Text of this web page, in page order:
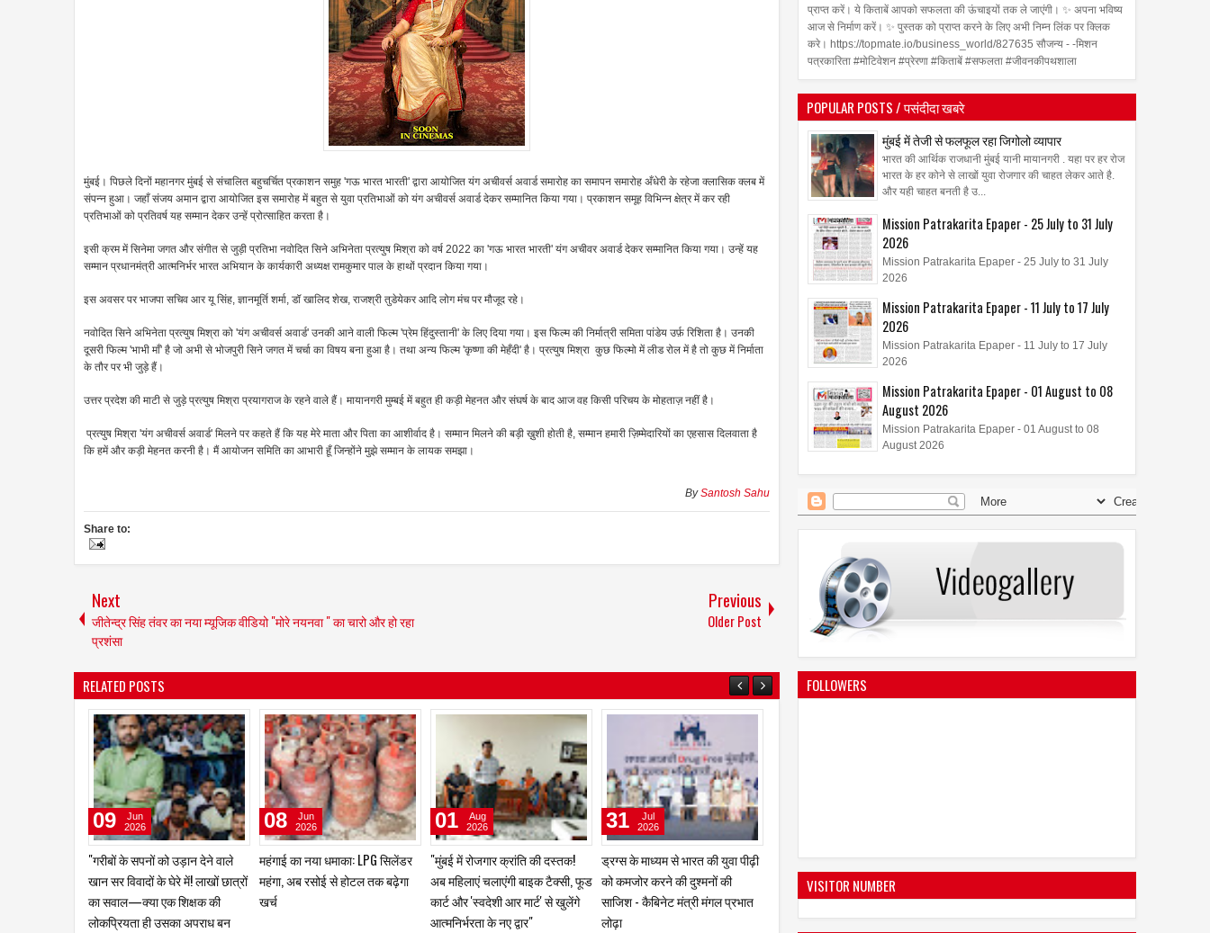
मुंबई। पिछले दिनों महानगर मुंबई से संचालित बहुचर्चित प्रकाशन समुह 'गऊ भारत भारती' द्वारा आयोजित यंग अचीवर्स अवार्ड समारोह का समापन समारोह अँधेरी के रहेजा क्लासिक क्लब में
संपन्न हुआ। जहाँ संजय अमान द्वारा आयोजित इस समारोह में बहुत से युवा प्रतिभाओं को यंग अचीवर्स अवार्ड देकर सम्मानित किया गया। प्रकाशन समूह विभिन्न क्षेत्र में कर रही
प्रतिभाओं को प्रतिवर्ष यह सम्मान देकर उन्हें प्रोत्साहित करता है।
इसी क्रम में सिनेमा जगत और संगीत से जुड़ी प्रतिभा नवोदित सिने अभिनेता प्रत्युष मिश्रा को वर्ष 2022 का 'गऊ भारत भारती' यंग अचीवर अवार्ड देकर सम्मानित किया गया। उन्हें यह
सम्मान प्रधानमंत्री आत्मनिर्भर भारत अभियान के कार्यकारी अध्यक्ष रामकुमार पाल के हाथों प्रदान किया गया।
इस अवसर पर भाजपा सचिव आर यू सिंह, ज्ञानमूर्ति शर्मा, डॉ खालिद शेख, राजश्री तुडेयेकर आदि लोग मंच पर मौजूद रहे।
नवोदित सिने अभिनेता प्रत्युष मिश्रा को 'यंग अचीवर्स अवार्ड' उनकी आने वाली फिल्म 'प्रेम हिंदुस्तानी' के लिए दिया गया। इस फिल्म की निर्मात्री समिता पांडेय उर्फ़ रिशिता है। उनकी
दूसरी फिल्म 'भाभी माँ' है जो अभी से भोजपुरी सिने जगत में चर्चा का विषय बना हुआ है। तथा अन्य फिल्म 'कृष्णा की मेहँदी' है। प्रत्युष मिश्रा कुछ फिल्मो में लीड रोल में है तो कुछ में निर्माता
के तौर पर भी जुड़े हैं।
उत्तर प्रदेश की माटी से जुड़े प्रत्युष मिश्रा प्रयागराज के रहने वाले हैं। मायानगरी मुम्बई में बहुत ही कड़ी मेहनत और संघर्ष के बाद आज वह किसी परिचय के मोहताज़ नहीं है।
प्रत्युष मिश्रा 'यंग अचीवर्स अवार्ड' मिलने पर कहते हैं कि यह मेरे माता और पिता का आशीर्वाद है। सम्मान मिलने की बड़ी ख़ुशी होती है, सम्मान हमारी ज़िम्मेदारियों का एहसास दिलवाता है
कि हमें और कड़ी मेहनत करनी है। मैं आयोजन समिति का आभारी हूँ जिन्होंने मुझे सम्मान के लायक समझा।
BySantosh Sahu
Share to:
Next
जीतेन्द्र सिंह तंवर का नया म्यूजिक वीडियो "मोरे नयनवा " का चारो और हो रहा
प्रशंसा
Previous
Older Post
RELATED POSTS
"महिला शक्ति अभियान" का आयोजन
16
Jul
2026
मिशन पत्रकारिता के "सक्षम भविष्य
अभियान" को मिला जनसमर्थन
16
Jun
2026
"गरीबों के सपनों को उड़ान देने वाले
खान सर विवादों के घेरे में! लाखों छात्रों
का सवाल—क्या एक शिक्षक की
लोकप्रियता ही उसका अपराध बन
09
Jun
2026
महंगाई का नया धमाका: LPG सिलेंडर
महंगा, अब रसोई से होटल तक बढ़ेगा
खर्च
08
Jun
2026
"मुंबई में रोजगार क्रांति की दस्तक!
अब महिलाएं चलाएंगी बाइक टैक्सी, फूड
कार्ट और 'स्वदेशी आर मार्ट' से खुलेंगे
आत्मनिर्भरता के नए द्वार"
ड्रग्स के माध्यम से भारत की युवा पीढ़ी
साजिश - कैबिनेट मंत्री मंगल प्रभात
लोढ़ा
प्राप्त करें। ये किताबें आपको सफलता की ऊंचाइयों तक ले जाएंगी। ✨ अपना भविष्य
आज से निर्माण करें। ✨ पुस्तक को प्राप्त करने के लिए अभी निम्न लिंक पर क्लिक
करे। https://topmate.io/business_world/827635 सौजन्य - -मिशन
पत्रकारिता #मोटिवेशन #प्रेरणा #किताबें #सफलता #जीवनकीपथशाला
POPULAR POSTS / पसंदीदा खबरे
मुंबई में तेजी से फलफूल रहा जिगोलो व्यापार
भारत की आर्थिक राजधानी मुंबई यानी मायानगरी . यहा पर हर रोज
भारत के हर कोने से लाखों युवा रोजगार की चाहत लेकर आते है.
और यही चाहत बनती है उ...
Mission Patrakarita Epaper - 25 July to 31 July
2026
Mission Patrakarita Epaper - 25 July to 31 July
2026
Mission Patrakarita Epaper - 11 July to 17 July
2026
Mission Patrakarita Epaper - 11 July to 17 July
2026
Mission Patrakarita Epaper - 01 August to 08
August 2026
Mission Patrakarita Epaper - 01 August to 08
August 2026
FOLLOWERS
VISITOR NUMBER